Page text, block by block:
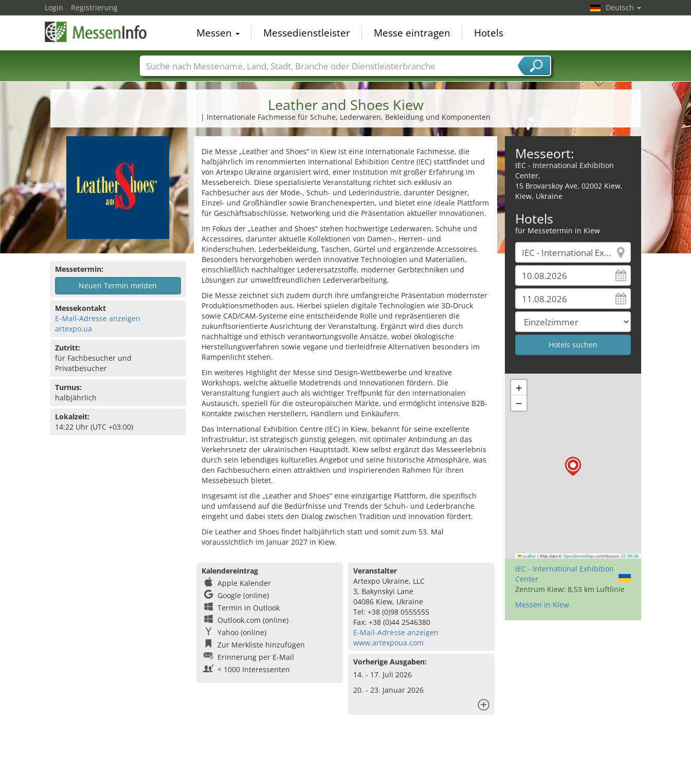
Leather and Shoes Kiew
| Internationale Fachmesse für Schuhe, Lederwaren, Bekleidung und Komponenten
Messetermin:
Neuen Termin melden
Messekontakt
E-Mail-Adresse anzeigen
artexpo.ua
Zutritt:
für Fachbesucher und
Privatbesucher
Turnus:
halbjährlich
Lokalzeit:
14:22 Uhr (UTC +03:00)
Die Messe „Leather and Shoes“ in Kiew ist eine internationale Fachmesse, die
halbjährlich im renommierten International Exhibition Centre (IEC) stattfindet und
von Artexpo Ukraine organisiert wird, einer Institution mit großer Erfahrung im
Messebereich. Diese spezialisierte Veranstaltung richtet sich exklusiv an
Fachbesucher aus der Mode-, Schuh- und Lederindustrie, darunter Designer,
Einzel- und Großhändler sowie Branchenexperten, und bietet eine ideale Plattform
für Geschäftsabschlüsse, Networking und die Präsentation aktueller Innovationen.
Im Fokus der „Leather and Shoes“ stehen hochwertige Lederwaren, Schuhe und
Accessoires, darunter aktuelle Kollektionen von Damen-, Herren- und
Kinderschuhen, Lederbekleidung, Taschen, Gürtel und ergänzende Accessoires.
Besonders hervorgehoben werden innovative Technologien und Materialien,
einschließlich nachhaltiger Lederersatzstoffe, moderner Gerbtechniken und
Lösungen zur umweltfreundlichen Lederverarbeitung.
Die Messe zeichnet sich zudem durch ihre umfangreiche Präsentation modernster
Produktionsmethoden aus. Hierbei spielen digitale Technologien wie 3D-Druck
sowie CAD/CAM-Systeme eine entscheidende Rolle und repräsentieren die
zukunftsorientierte Ausrichtung der Veranstaltung. Ergänzt wird dies durch
nachhaltige und ethisch verantwortungsvolle Ansätze, wobei ökologische
Herstellungsverfahren sowie vegane und tierleidfreie Alternativen besonders im
Rampenlicht stehen.
Ein weiteres Highlight der Messe sind Design-Wettbewerbe und kreative
Workshops, welche aktuelle Modetrends und Innovationen fördern. Die
Veranstaltung fungiert auch als wichtiger Treffpunkt für den internationalen
Austausch, speziell für die osteuropäischen Märkte, und ermöglicht intensive B2B-
Kontakte zwischen Herstellern, Händlern und Einkäufern.
Das International Exhibition Centre (IEC) in Kiew, bekannt für seine exzellente
Infrastruktur, ist strategisch günstig gelegen, mit optimaler Anbindung an das
Verkehrsnetz der ukrainischen Hauptstadt. Kiew selbst ergänzt das Messeerlebnis
durch sein lebendiges kulturelles Angebot und seine historische Atmosphäre, was
den Fachbesuchern einen attraktiven und inspirierenden Rahmen für ihren
Messebesuch bietet.
Insgesamt ist die „Leather and Shoes“ eine einzigartige Plattform, die spezifisch
und umfassend auf die Bedürfnisse und Trends der Schuh- und Lederbranche
eingeht und dabei stets den Dialog zwischen Tradition und Innovation fördert.
Die Leather and Shoes findet halbjährlich statt und somit zum 53. Mal
voraussichtlich im Januar 2027 in Kiew.
Kalendereintrag
Apple Kalender
Google (online)
Termin in Outlook
Outlook.com (online)
Yahoo (online)
Zur Merkliste hinzufügen
Erinnerung per E-Mail
< 1000 Interessenten
Veranstalter
Artexpo Ukraine, LLC
3, Bakynskyi Lane
04086 Kiew, Ukraine
Tel: +38 (0)98 0555555
Fax: +38 (0)44 2546380
E-Mail-Adresse anzeigen
www.artexpoua.com
Vorherige Ausgaben:
14. - 17. Juli 2026
20. - 23. Januar 2026
Messeort:
IEC - International Exhibition
Center,
15 Brovarskoy Ave, 02002 Kiew,
Kiew, Ukraine
Hotels
für Messetermin in Kiew
+
−
Leaflet | Map data © OpenStreetMap contributors, CC-BY-SA
IEC - International Exhibition
Center
Zentrum Kiew: 8,53 km Luftlinie
Messen in Kiew
Login Registrierung Deutsch
Messen Messedienstleister Messe eintragen Hotels
Messenamen Länder Städte Branchen Dienstleisterbranchen